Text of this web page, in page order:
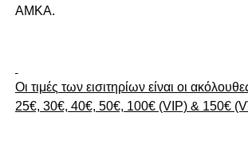
ΑΜΚΑ.
Οι τιμές των εισιτηρίων είναι οι
25€, 30€, 40€, 50€, 100€ (VIP) & 150€